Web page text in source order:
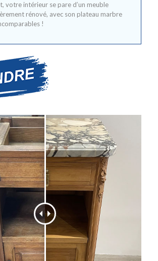
votre intérieur se pare d’un meuble
rénové, avec son plateau marbre
!